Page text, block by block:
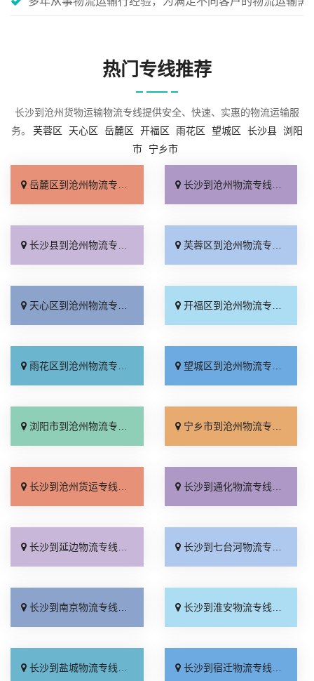
热门专线推荐
长沙到沧州货物运输物流专线提供安全、快速、实惠的物流运输服
务。 芙蓉区 天心区 岳麓区 开福区 雨花区 望城区 长沙县 浏阳
市
宁乡市
岳麓区到沧州物流专线_来电咨询「损坏理赔」 长沙到沧州物流专线_随叫随到「要几天到」
长沙县到沧州物流专线_收费标准「实时跟踪 」 芙蓉区到沧州物流专线_诚信经营「运价实惠」
天心区到沧州物流专线_直发全境「门到门配送」 开福区到沧州物流专线_全程定位「专业调车」
雨花区到沧州物流专线_专业靠谱「直达往返」 望城区到沧州物流专线_高效运输「专线快运」
浏阳市到沧州物流专线_托运放心「不随意加价」 宁乡市到沧州物流专线_全境配送「收费介绍」
长沙到沧州货运专线_多年经验「多久能到」 长沙到通化物流专线_每日发车「定点发车」
长沙到延边物流专线_高速快运「运价行情」 长沙到七台河物流专线_要多少钱「送货到门」
长沙到南京物流专线_上门提货「高速快运」 长沙到淮安物流专线_多久时间「送货到门」
长沙到盐城物流专线_直通专线「全境派送」 长沙到宿迁物流专线_资质齐全「多少一吨」